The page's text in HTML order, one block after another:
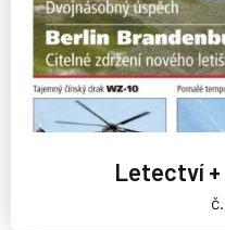
Letectví